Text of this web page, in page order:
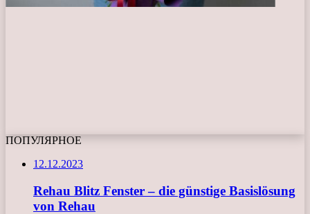
ПОПУЛЯРНОЕ
12.12.2023
Rehau Blitz Fenster – die günstige Basislösung
von Rehau